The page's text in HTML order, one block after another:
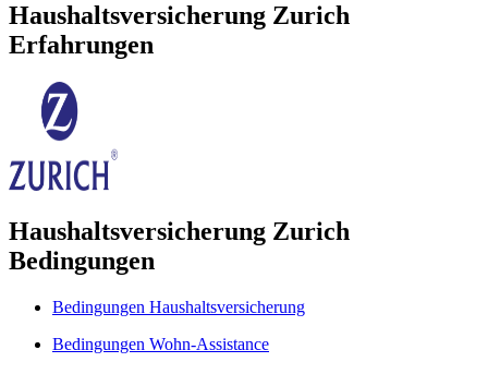
Haushaltsversicherung Zurich
Erfahrungen
Haushaltsversicherung Zurich
Bedingungen
Bedingungen Haushaltsversicherung
Bedingungen Wohn-Assistance